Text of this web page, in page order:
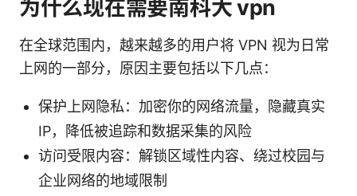
为什么现在需要南科大 vpn
在全球范围内，越来越多的用户将 VPN 视为日常
上网的一部分，原因主要包括以下几点：
保护上网隐私：加密你的网络流量，隐藏真实
IP，降低被追踪和数据采集的风险
访问受限内容：解锁区域性内容、绕过校园与
企业网络的地域限制